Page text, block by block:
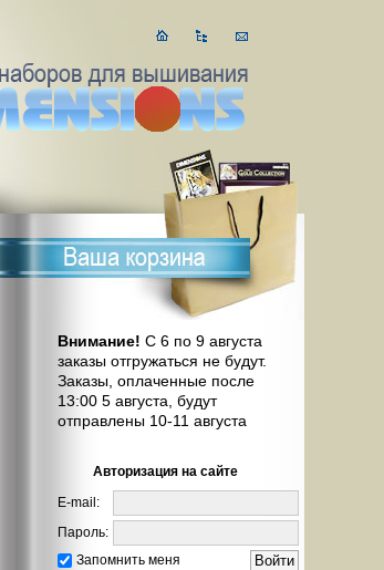
Внимание! С 6 по 9 августа
заказы отгружаться не будут.
Заказы, оплаченные после
13:00 5 августа, будут
отправлены 10-11 августа
Авторизация на сайте
E-mail:
Пароль:
Запомнить меня